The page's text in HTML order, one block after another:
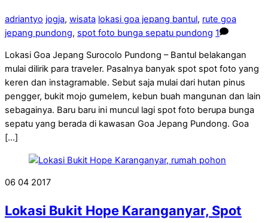
adriantyo jogja, wisata lokasi goa jepang bantul, rute goa
jepang pundong, spot foto bunga sepatu pundong 1
Lokasi Goa Jepang Surocolo Pundong – Bantul belakangan
mulai dilirik para traveler. Pasalnya banyak spot spot foto yang
keren dan instagramable. Sebut saja mulai dari hutan pinus
pengger, bukit mojo gumelem, kebun buah mangunan dan lain
sebagainya. Baru baru ini muncul lagi spot foto berupa bunga
sepatu yang berada di kawasan Goa Jepang Pundong. Goa
[…]
06 04 2017
Lokasi Bukit Hope Karanganyar, Spot